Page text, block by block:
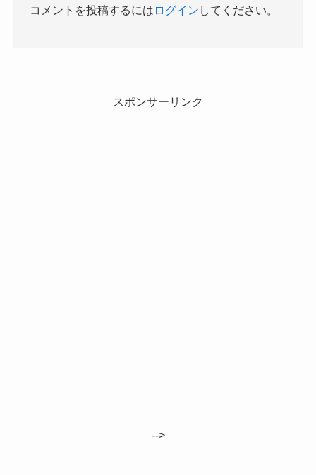
コメントを投稿するには ログイン してください。
スポンサーリンク
-->